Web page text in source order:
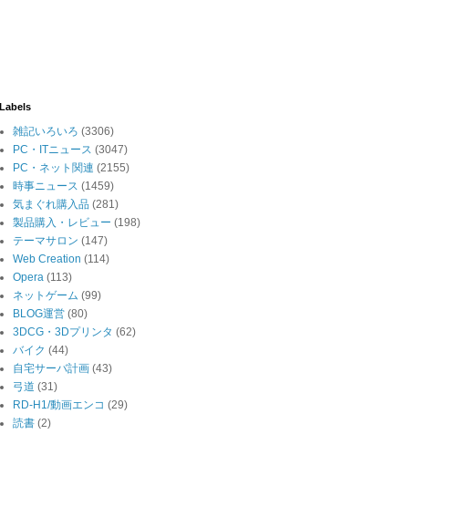
Labels
雑記いろいろ (3306)
PC・ITニュース (3047)
PC・ネット関連 (2155)
時事ニュース (1459)
気まぐれ購入品 (281)
製品購入・レビュー (198)
テーマサロン (147)
Web Creation (114)
Opera (113)
ネットゲーム (99)
BLOG運営 (80)
3DCG・3Dプリンタ (62)
バイク (44)
自宅サーバ計画 (43)
弓道 (31)
RD-H1/動画エンコ (29)
読書 (2)